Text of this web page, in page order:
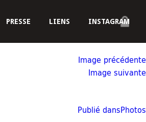
PRESSE LIENS INSTAGRAM
Image précédente
Image suivante
Publié dansPhotos